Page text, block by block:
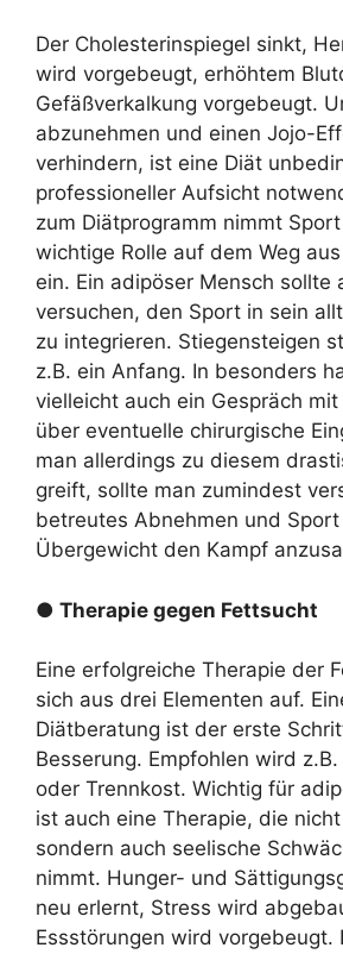
Der Cholesterinspiegel sinkt,
wird vorgebeugt, erhöhtem
Gefäßverkalkung vorgebeugt.
abzunehmen und einen Jojo-
verhindern, ist eine Diät
professioneller Aufsicht
zum Diätprogramm nimmt
wichtige Rolle auf dem Weg
ein. Ein adipöser Mensch sollte
versuchen, den Sport in sein
zu integrieren. Stiegensteigen
z.B. ein Anfang. In besonders
vielleicht auch ein Gespräch
über eventuelle chirurgische
man allerdings zu diesem
greift, sollte man zumindest
betreutes Abnehmen und
Übergewicht den Kampf
● Therapie gegen Fettsucht
Eine erfolgreiche Therapie der
sich aus drei Elementen auf.
Diätberatung ist der erste
Besserung. Empfohlen wird
oder Trennkost. Wichtig für
ist auch eine Therapie, die
sondern auch seelische
nimmt. Hunger- und
neu erlernt, Stress wird
Essstörungen wird vorgebeugt.